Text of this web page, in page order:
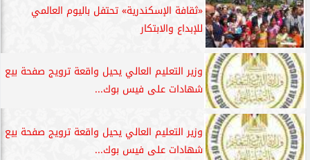
«ثقافة الإسكندرية» تحتفل باليوم العالمي
للإبداع والابتكار
وزير التعليم العالي يحيل واقعة ترويج صفحة بيع
شهادات على فيس بوك...
وزير التعليم العالي يحيل واقعة ترويج صفحة بيع
شهادات على فيس بوك...